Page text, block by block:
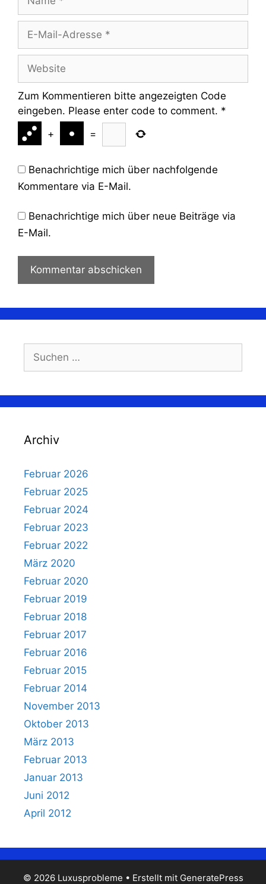
Adresse
Website
Zum Kommentieren bitte angezeigten Code
eingeben. Please enter code to comment. *
+
=
Benachrichtige mich über nachfolgende
Kommentare via E-Mail.
Benachrichtige mich über neue Beiträge via
E-Mail.
nach:
Archiv
Februar 2026
Februar 2025
Februar 2024
Februar 2023
Februar 2022
März 2020
Februar 2020
Februar 2019
Februar 2018
Februar 2017
Februar 2016
Februar 2015
Februar 2014
November 2013
Oktober 2013
März 2013
Februar 2013
Januar 2013
Juni 2012
April 2012
© 2026 Luxusprobleme • Erstellt mit GeneratePress